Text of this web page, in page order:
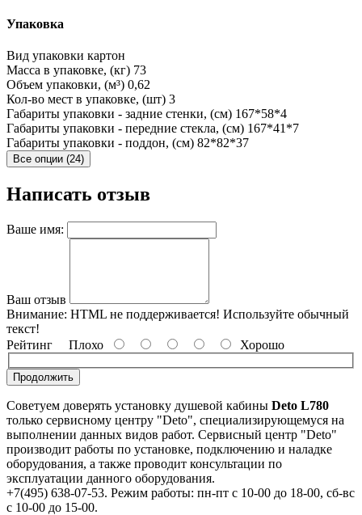
Упаковка
Вид упаковки картон
Масса в упаковке, (кг) 73
Объем упаковки, (м³) 0,62
Кол-во мест в упаковке, (шт) 3
Габариты упаковки - задние стенки, (см) 167*58*4
Габариты упаковки - передние стекла, (см) 167*41*7
Габариты упаковки - поддон, (см) 82*82*37
Все опции (24)
Написать отзыв
Ваше имя:
Ваш отзыв
Внимание: HTML не поддерживается! Используйте обычный
текст!
Рейтинг Плохо Хорошо
Продолжить
Советуем доверять установку душевой кабины Deto L780
только сервисному центру "Deto", специализирующемуся на
выполнении данных видов работ. Сервисный центр "Deto"
производит работы по установке, подключению и наладке
оборудования, а также проводит консультации по
эксплуатации данного оборудования.
+7(495) 638-07-53. Режим работы: пн-пт с 10-00 до 18-00, сб-вс
с 10-00 до 15-00.